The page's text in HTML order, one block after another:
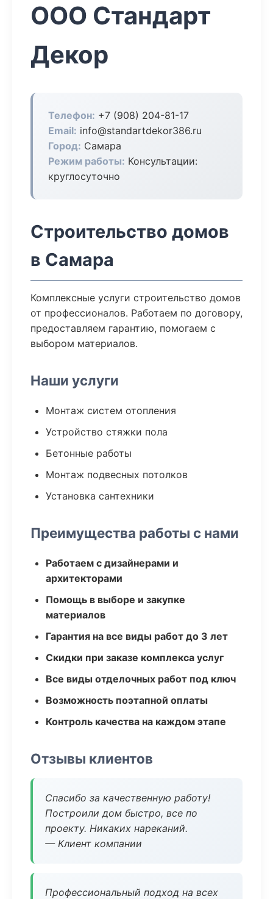
ООО Стандарт
Декор
Телефон: +7 (908) 204-81-17
Email: info@standartdekor386.ru
Город: Самара
Режим работы: Консультации:
круглосуточно
Строительство домов
в Самара
Комплексные услуги строительство домов
от профессионалов. Работаем по договору,
предоставляем гарантию, помогаем с
выбором материалов.
Наши услуги
Монтаж систем отопления
Устройство стяжки пола
Бетонные работы
Монтаж подвесных потолков
Установка сантехники
Преимущества работы с нами
Работаем с дизайнерами и
архитекторами
Помощь в выборе и закупке
материалов
Гарантия на все виды работ до 3 лет
Скидки при заказе комплекса услуг
Все виды отделочных работ под ключ
Возможность поэтапной оплаты
Контроль качества на каждом этапе
Отзывы клиентов
Спасибо за качественную работу!
Построили дом быстро, все по
проекту. Никаких нареканий.
— Клиент компании
Профессиональный подход на всех